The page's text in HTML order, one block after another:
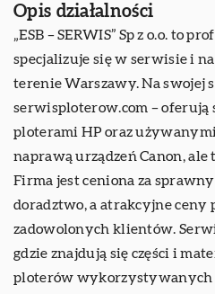
Opis działalności
„ESB – SERWIS” Sp z o.o. to
specjalizuje się w serwisie i
terenie Warszawy. Na swojej
serwisploterow.com – oferują
ploterami HP oraz
naprawą urządzeń Canon,
Firma jest ceniona za
doradztwo, a atrakcyjne ceny
zadowolonych klientów.
gdzie znajdują się części i
ploterów wykorzystywanych